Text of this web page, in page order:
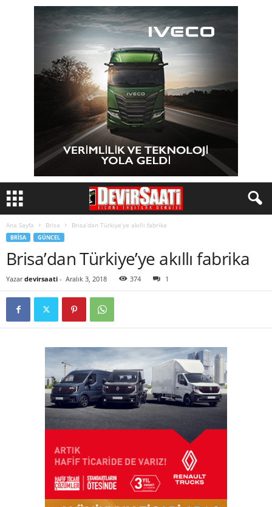
Ana Sayfa Brisa Brisa’dan Türkiye’ye akıllı fabrika
BRISA GÜNCEL
Brisa’dan Türkiye’ye akıllı fabrika
Yazar devirsaati - Aralık 3, 2018 374 1